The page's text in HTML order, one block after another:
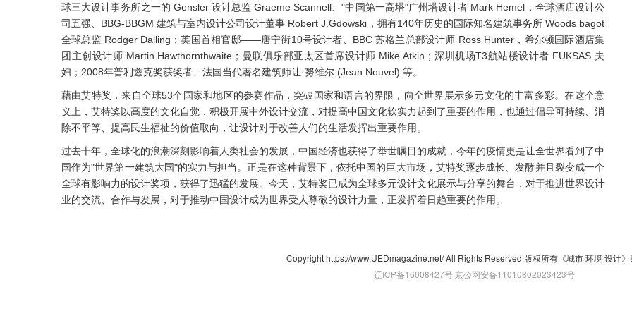
球三大设计事务所之一的 Gensler 设计总监 Graeme Scannell、"中国第一高塔"广州塔设计者 Mark Hemel，全球酒店设计公
司五强、BBG-BBGM 建筑与室内设计公司设计董事 Robert J.Gdowski，拥有140年历史的国际知名建筑事务所 Woods bagot
全球总监 Rodger Dalling；英国首相官邸——唐宁街10号设计者、BBC 苏格兰总部设计师 Ross Hunter，希尔顿国际酒店集
团主创设计师 Martin Hawthornthwaite；曼联俱乐部亚太区首席设计师 Mike Atkin；深圳机场T3航站楼设计者 FUKSAS 夫
妇；2008年普利兹克奖获奖者、法国当代著名建筑师让·努维尔 (Jean Nouvel) 等。
藉由艾特奖，来自全球53个国家和地区的参赛作品，突破国家和语言的界限，向全世界展示多元文化的丰富多彩。在这个意
义上，艾特奖以高度的文化自觉，积极开展中外设计交流，对提高中国文化软实力起到了重要的作用，也通过倡导可持续、消
除不平等、提高民生福祉的价值取向，让设计对于改善人们的生活发挥出重要作用。
过去十年，全球化的浪潮深刻影响着人类社会的发展，中国经济也获得了举世瞩目的成就，今年的疫情更是让全世界看到了中
国作为"世界第一建筑大国"的实力与担当。正是在这种背景下，依托中国的巨大市场，艾特奖逐步成长、发酵并且裂变成一个
全球有影响力的设计奖项，获得了迅猛的发展。今天，艾特奖已成为全球多元设计文化展示与分享的舞台，对于推进世界设计
业的交流、合作与发展，对于推动中国设计成为世界受人尊敬的设计力量，正发挥着日趋重要的作用。
Copyright https://www.UEDmagazine.net/ All Rights Reserved 版权所有《城市·环境·设计
辽ICP备16008427号 京公网安备11010802023423号